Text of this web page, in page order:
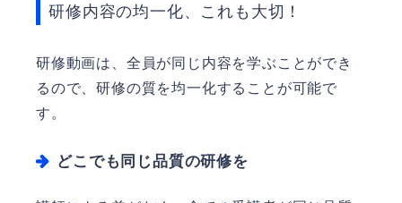
研修内容の均一化、これも大切！
研修動画は、全員が同じ内容を学ぶことができ
るので、研修の質を均一化することが可能で
す。
どこでも同じ品質の研修を